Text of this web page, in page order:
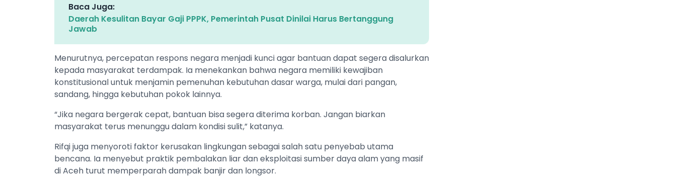
Baca Juga:
Daerah Kesulitan Bayar Gaji PPPK, Pemerintah Pusat Dinilai Harus Bertanggung
Jawab
Menurutnya, percepatan respons negara menjadi kunci agar bantuan dapat segera disalurkan
kepada masyarakat terdampak. Ia menekankan bahwa negara memiliki kewajiban
konstitusional untuk menjamin pemenuhan kebutuhan dasar warga, mulai dari pangan,
sandang, hingga kebutuhan pokok lainnya.
“Jika negara bergerak cepat, bantuan bisa segera diterima korban. Jangan biarkan
masyarakat terus menunggu dalam kondisi sulit,” katanya.
Rifqi juga menyoroti faktor kerusakan lingkungan sebagai salah satu penyebab utama
bencana. Ia menyebut praktik pembalakan liar dan eksploitasi sumber daya alam yang masif
di Aceh turut memperparah dampak banjir dan longsor.